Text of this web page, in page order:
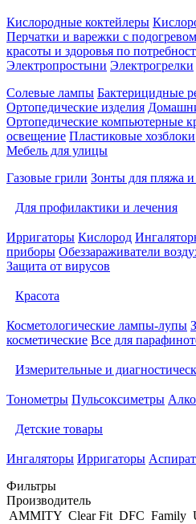
Кислородные коктейлеры
Перчатки и варежки с подогревом
красоты и здоровья по
Электропростыни Электрогрелки
Солевые лампы Бактерицидные
Ортопедические изделия
Ортопедические компьютерные
освещение Пластиковые хозблоки
Мебель для улицы
Газовые грили Зонты для пляжа
Для профилактики и лечения
Ирригаторы Кислород
приборы Обеззараживатели
Защита от вирусов
Красота
Косметологические лампы-лупы
косметические Все для
Измерительные и
Тонометры Пульсоксиметры
Детские товары
Ингаляторы Ирригаторы
Фильтры
Производитель
AMMITY Clear Fit DFC Family